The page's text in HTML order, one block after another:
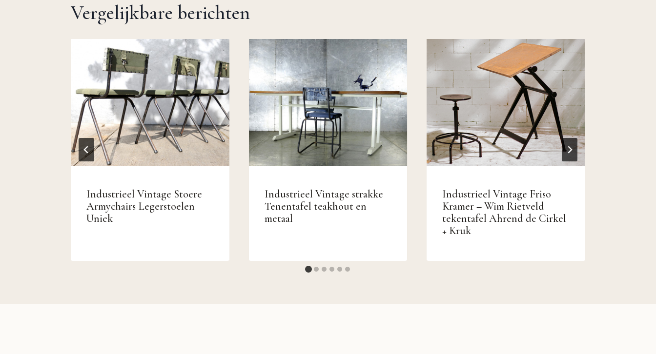
Vergelijkbare berichten
Industrieel Vintage Stoere
Armychairs Legerstoelen
Uniek
Industrieel Vintage strakke
Tenentafel teakhout en
metaal
Industrieel Vintage Friso
Kramer – Wim Rietveld
tekentafel Ahrend de Cirkel
+ Kruk